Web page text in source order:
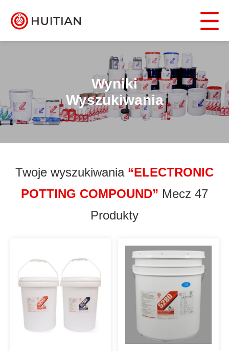
Wyniki
Wyszukiwania
Twoje wyszukiwania “ELECTRONIC
POTTING COMPOUND” Mecz 47
Produkty